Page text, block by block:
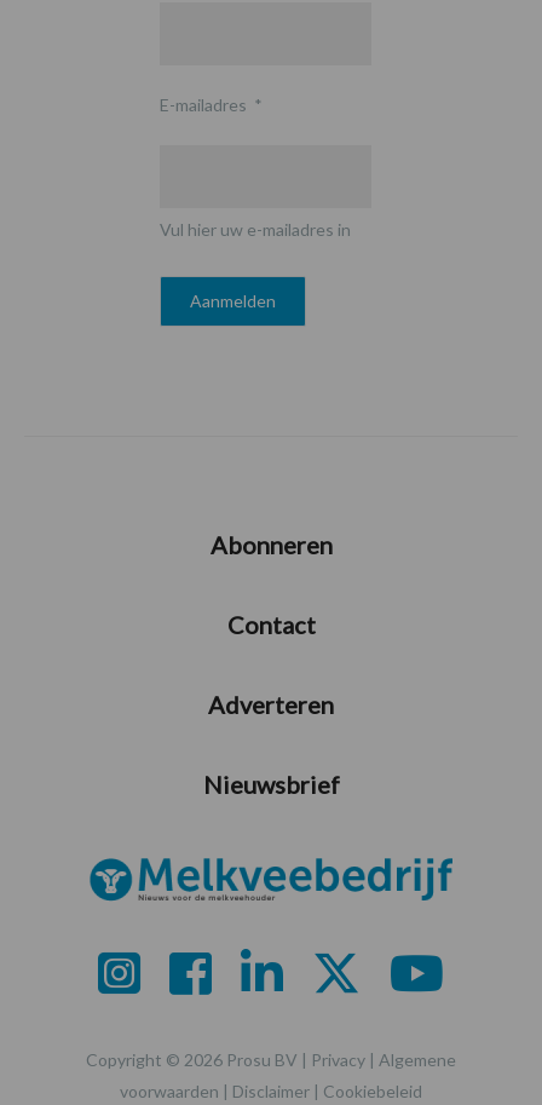
E-mailadres *
Vul hier uw e-mailadres in
Abonneren
Contact
Adverteren
Nieuwsbrief
Copyright © 2026 Prosu BV | Privacy | Algemene
voorwaarden | Disclaimer | Cookiebeleid